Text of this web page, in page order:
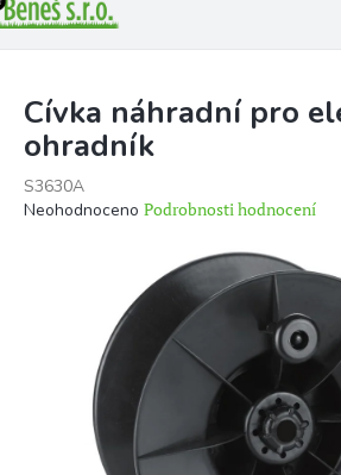
Cívka náhradní pro
ohradník
S3630A
Průměrné
hvězdiček.
Neohodnoceno Podrobnosti hodnocení